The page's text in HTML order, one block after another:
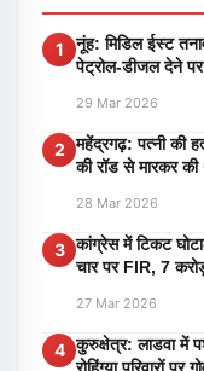
1
नूंह: मिडिल ईस्ट
पेट्रोल-डीजल देने
29 Mar 2026
2
महेंद्रगढ़: पत्नी की
की रॉड से मारकर की
28 Mar 2026
3 कांग्रेस में टिकट
चार पर FIR, 7
27 Mar 2026
4 कुरुक्षेत्र: लाडवा में